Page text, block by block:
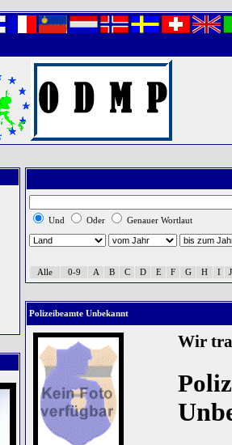
Und Oder Genauer Wortlaut
Alle 0-9 A B C D E F G H I J
Polizeibeamte Unbekannt
Wir